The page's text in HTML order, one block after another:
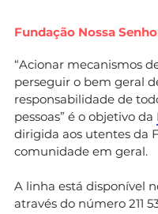
Fundação Nossa
“Acionar mecanismos
perseguir o bem geral
responsabilidade de
pessoas” é o objetivo da
dirigida aos utentes da
comunidade em geral.
A linha está disponível
através do número 211